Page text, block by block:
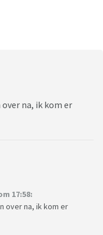
na, ik kom er
17:58:
over na, ik kom er